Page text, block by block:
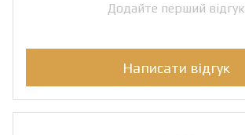
Додайте перший відгук
Написати відгук